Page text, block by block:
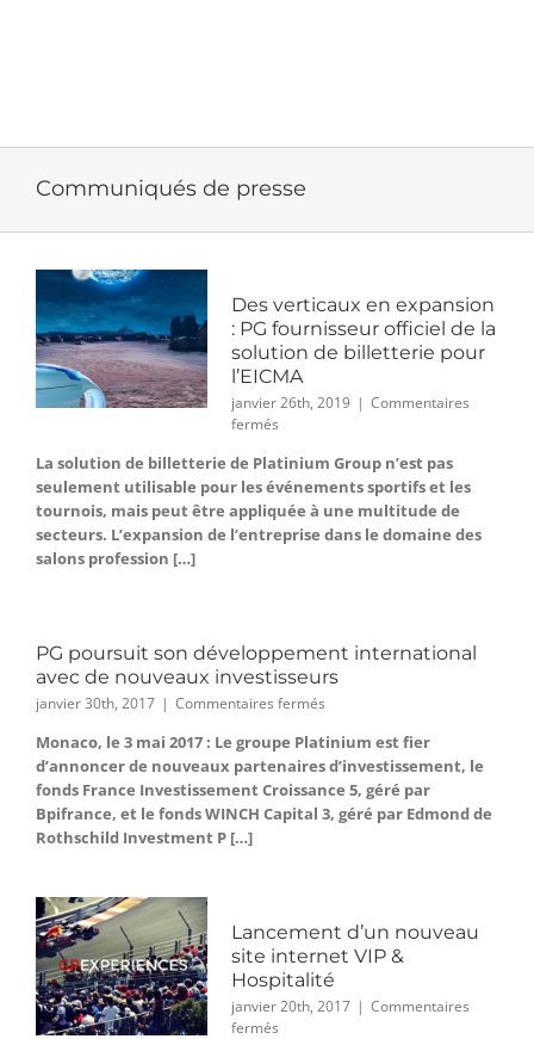
Communiqués de presse
Des verticaux en expansion
: PG fournisseur officiel de la
solution de billetterie pour
l’EICMA
janvier 26th, 2019 | Commentaires
fermés
verticaux
en
expansion
:
solution
de
billetterie
l’EICMA
La solution de billetterie de Platinium Group n’est pas
seulement utilisable pour les événements sportifs et les
tournois, mais peut être appliquée à une multitude de
secteurs. L’expansion de l’entreprise dans le domaine des
salons profession […]
PG poursuit son développement international
avec de nouveaux investisseurs
janvier 30th, 2017 | Commentaires fermés
poursuit
son
développement
international
Monaco, le 3 mai 2017 : Le groupe Platinium est fier
d’annoncer de nouveaux partenaires d’investissement, le
fonds France Investissement Croissance 5, géré par
Bpifrance, et le fonds WINCH Capital 3, géré par Edmond de
Rothschild Investment P […]
Lancement d’un nouveau
site internet VIP &
Hospitalité
janvier 20th, 2017 | Commentaires
fermés